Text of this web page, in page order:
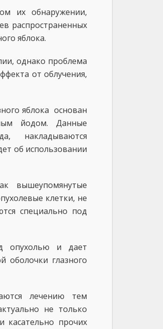
их обнаружении,
распространенных
яблока.
однако проблема
от облучения,
яблока основан
йодом. Данные
накладываются
об использовании
вышеупомянутые
клетки, не
специально под
опухолью и дает
оболочки глазного
лечению тем
не только
касательно прочих